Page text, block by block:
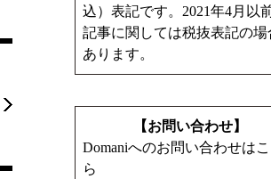
込）表記です。2021年4月以
記事に関しては税抜表記の場
あります。
【お問い合わせ】
Domaniへのお問い合わせは
ら